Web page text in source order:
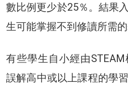
數比例更少於25％。結果
生可能掌握不到修讀所需的
有些學生自小經由
誤解高中或以上課程的學